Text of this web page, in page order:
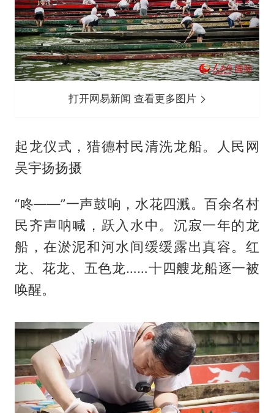
打开网易新闻 查看更多图片
起龙仪式，猎德村民清洗龙船。人民网
吴宇扬扬摄
“咚——”一声鼓响，水花四溅。百余名村
民齐声呐喊，跃入水中。沉寂一年的龙
船，在淤泥和河水间缓缓露出真容。红
龙、花龙、五色龙……十四艘龙船逐一被
唤醒。